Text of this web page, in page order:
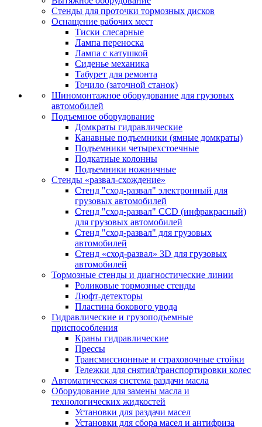
Стенды для проточки тормозных дисков
Оснащение рабочих мест
Тиски слесарные
Лампа переноска
Лампа с катушкой
Сиденье механика
Табурет для ремонта
Точило (заточной станок)
Шиномонтажное оборудование для грузовых
автомобилей
Подъемное оборудование
Домкраты гидравлические
Канавные подъемники (ямные домкраты)
Подъемники четырехстоечные
Подкатные колонны
Подъемники ножничные
Стенды «развал-схождение»
Стенд "сход-развал" электронный для
грузовых автомобилей
Стенд "сход-развал" CCD (инфракрасный)
для грузовых автомобилей
Стенд "сход-развал" для грузовых
автомобилей
Стенд «сход-развал» 3D для грузовых
автомобилей
Тормозные стенды и диагностические линии
Роликовые тормозные стенды
Люфт-детекторы
Пластина бокового увода
Гидравлические и грузоподъемные
приспособления
Краны гидравлические
Прессы
Трансмиссионные и страховочные стойки
Тележки для снятия/транспортировки колес
Автоматическая система раздачи масла
Оборудование для замены масла и
технологических жидкостей
Установки для раздачи масел
Установки для сбора масел и антифриза